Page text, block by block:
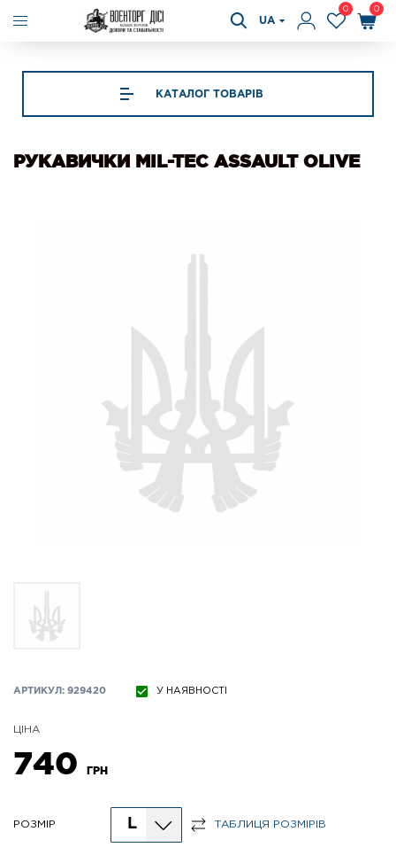
UA
0 0
КАТАЛОГ ТОВАРІВ
РУКАВИЧКИ MIL-TEC ASSAULT OLIVE
АРТИКУЛ: 929420 У НАЯВНОСТІ
ЦІНА
740 ГРН
РОЗМІР L ТАБЛИЦЯ РОЗМІРІВ